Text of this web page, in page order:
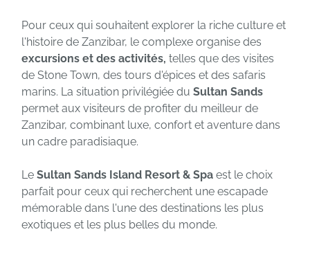
Pour ceux qui souhaitent explorer la riche culture et
l'histoire de Zanzibar, le complexe organise des
excursions et des activités, telles que des visites
de Stone Town, des tours d'épices et des safaris
marins. La situation privilégiée du Sultan Sands
permet aux visiteurs de profiter du meilleur de
Zanzibar, combinant luxe, confort et aventure dans
un cadre paradisiaque.
Le Sultan Sands Island Resort & Spa est le choix
parfait pour ceux qui recherchent une escapade
mémorable dans l'une des destinations les plus
exotiques et les plus belles du monde.